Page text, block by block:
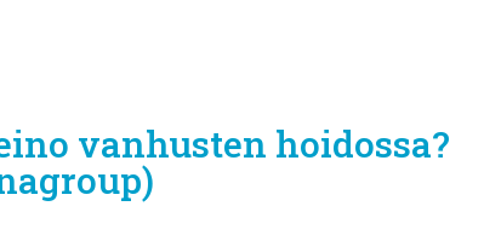
vanhusten hoidossa?